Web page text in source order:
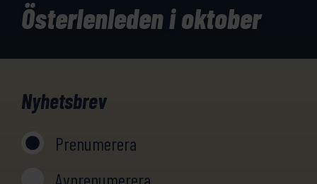
Österlenleden i oktober
Nyhetsbrev
Prenumerera
Avprenumerera